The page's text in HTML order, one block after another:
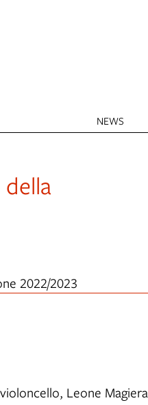
NEWS
2022/2023
Leone Magiera